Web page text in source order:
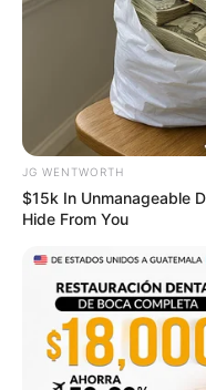
ดวงรายวัน 12 กันยายน
12 ก.ย. 2022
JG WENTWORTH
$15k In Unmanageable
Hide From You